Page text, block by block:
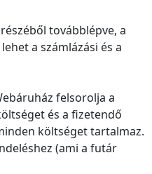
továbblépve, a
a számlázási és a
felsorolja a
és a fizetendő
költséget tartalmaz.
(ami a futár